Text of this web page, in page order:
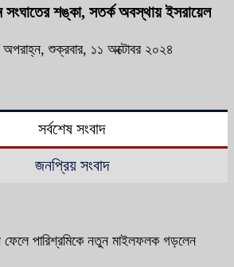
সংঘাতের শঙ্কা, সতর্ক অবস্থায় ইসরায়েল
শুক্রবার, ১১ অক্টোবর ২০২৪
সর্বশেষ সংবাদ
জনপ্রিয় সংবাদ
ফেলে পারিশ্রমিকে নতুন মাইলফলক গড়লেন